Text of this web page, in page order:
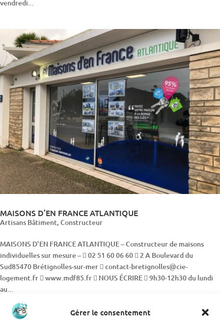
Gérer le consentement
vendredi...
MAISONS D’EN FRANCE ATLANTIQUE
Artisans Bâtiment, Constructeur
MAISONS D’EN FRANCE ATLANTIQUE – Constructeur de maisons
individuelles sur mesure –  02 51 60 06 60  2 A Boulevard du
Sud85470 Brétignolles-sur-mer  contact-bretignolles@cie-
logement.fr  www.mdf85.fr  NOUS ÉCRIRE  9h30-12h30 du lundi
au...
Rechercher